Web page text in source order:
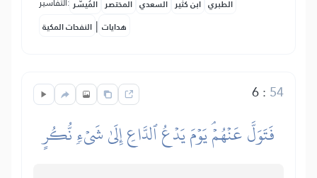
المُيسَّر المختصر السعدي ابن كثير الطبري
النفحات المكية | هدايات
6: 54
فَتَوَلَّ عَنۡهُمۡۘ يَوۡمَ يَدۡعُ ٱلدَّاعِ إِلَىٰ شَيۡءٖ نُّكُرٍ